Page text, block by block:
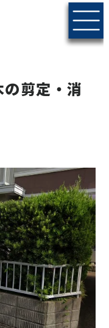
同会社庭真へ
剪定・消